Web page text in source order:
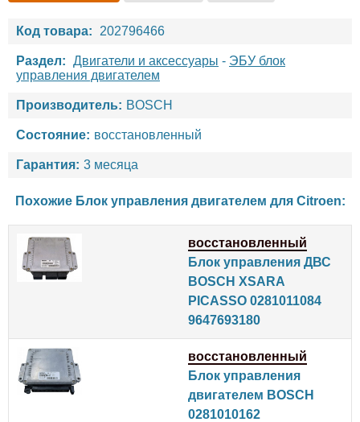
Код товара: 202796466
Раздел: Двигатели и аксессуары - ЭБУ блок
управления двигателем
Производитель: BOSCH
Состояние: восстановленный
Гарантия: 3 месяца
Похожие Блок управления двигателем для Citroen:
восстановленный
Блок управления ДВС
BOSCH XSARA
PICASSO 0281011084
9647693180
восстановленный
Блок управления
двигателем BOSCH
0281010162